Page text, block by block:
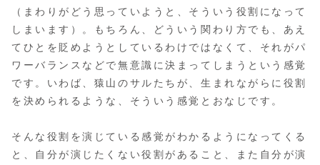
（まわりがどう思っていようと、そういう役割になって
しまいます）。もちろん、どういう関わり方でも、あえ
てひとを貶めようとしているわけではなくて、それがパ
ワーバランスなどで無意識に決まってしまうという感覚
です。いわば、猿山のサルたちが、生まれながらに役割
を決められるような、そういう感覚とおなじです。
そんな役割を演じている感覚がわかるようになってくる
と、自分が演じたくない役割があること、また自分が演